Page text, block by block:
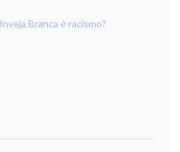
Inveja Branca é racismo?